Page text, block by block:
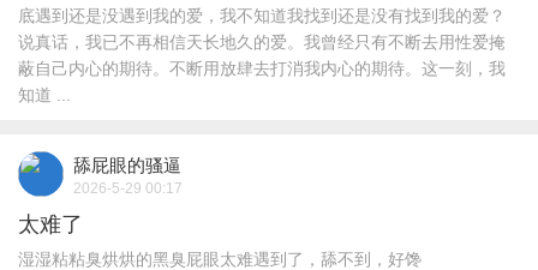
底遇到还是没遇到我的爱，我不知道我找到还是没有找到我的爱？
说真话，我已不再相信天长地久的爱。我曾经只有不断去用性爱掩
蔽自己内心的期待。不断用放肆去打消我内心的期待。这一刻，我
知道 ...
舔屁眼的骚逼
2026-5-29 00:17
太难了
湿湿粘粘臭烘烘的黑臭屁眼太难遇到了，舔不到，好馋